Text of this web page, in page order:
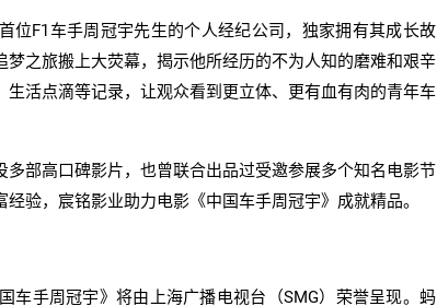
位F1车手周冠宇先生的个人经纪公司，独家拥有其成长故
之旅搬上大荧幕，揭示他所经历的不为人知的磨难和艰辛
活点滴等记录，让观众看到更立体、更有血有肉的青年车
部高口碑影片，也曾联合出品过受邀参展多个知名电影节
验，宸铭影业助力电影《中国车手周冠宇》成就精品。
车手周冠宇》将由上海广播电视台（SMG）荣誉呈现。蚂